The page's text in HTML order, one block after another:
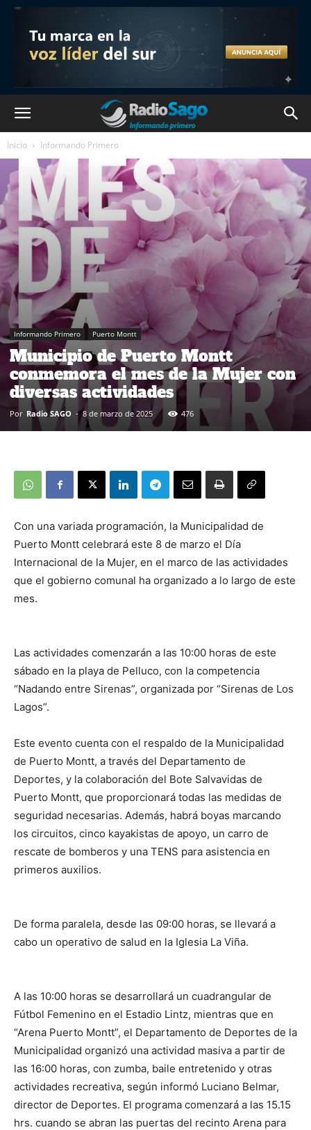
Inicio Informando Primero
Informando Primero Puerto Montt
Municipio de Puerto Montt
conmemora el mes de la Mujer con
diversas actividades
Por Radio SAGO - 8 de marzo de 2025 476
Con una variada programación, la Municipalidad de
Puerto Montt celebrará este 8 de marzo el Día
Internacional de la Mujer, en el marco de las actividades
que el gobierno comunal ha organizado a lo largo de este
mes.
Las actividades comenzarán a las 10:00 horas de este
sábado en la playa de Pelluco, con la competencia
“Nadando entre Sirenas”, organizada por “Sirenas de Los
Lagos”.
Este evento cuenta con el respaldo de la Municipalidad
de Puerto Montt, a través del Departamento de
Deportes, y la colaboración del Bote Salvavidas de
Puerto Montt, que proporcionará todas las medidas de
seguridad necesarias. Además, habrá boyas marcando
los circuitos, cinco kayakistas de apoyo, un carro de
rescate de bomberos y una TENS para asistencia en
primeros auxilios.
De forma paralela, desde las 09:00 horas, se llevará a
cabo un operativo de salud en la Iglesia La Viña.
A las 10:00 horas se desarrollará un cuadrangular de
Fútbol Femenino en el Estadio Lintz, mientras que en
“Arena Puerto Montt”, el Departamento de Deportes de la
Municipalidad organizó una actividad masiva a partir de
las 16:00 horas, con zumba, baile entretenido y otras
actividades recreativa, según informó Luciano Belmar,
director de Deportes. El programa comenzará a las 15.15
hrs. cuando se abran las puertas del recinto Arena para